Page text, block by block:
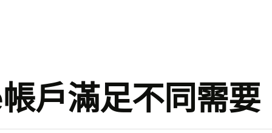
戶滿足不同需要